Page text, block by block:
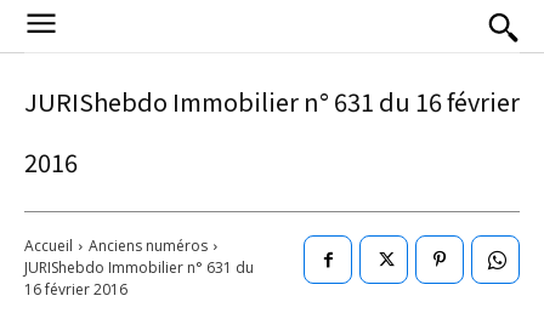
JURIShebdo Immobilier n° 631 du 16 février
2016
Accueil
Anciens numéros
JURIShebdo Immobilier n° 631 du
16 février 2016